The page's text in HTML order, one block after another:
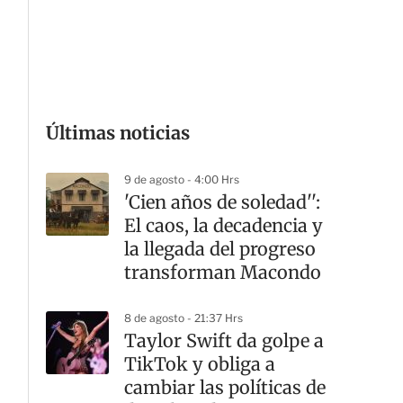
Últimas noticias
9 de agosto - 4:00 Hrs
'Cien años de soledad'':
El caos, la decadencia y
la llegada del progreso
transforman Macondo
8 de agosto - 21:37 Hrs
Taylor Swift da golpe a
TikTok y obliga a
cambiar las políticas de